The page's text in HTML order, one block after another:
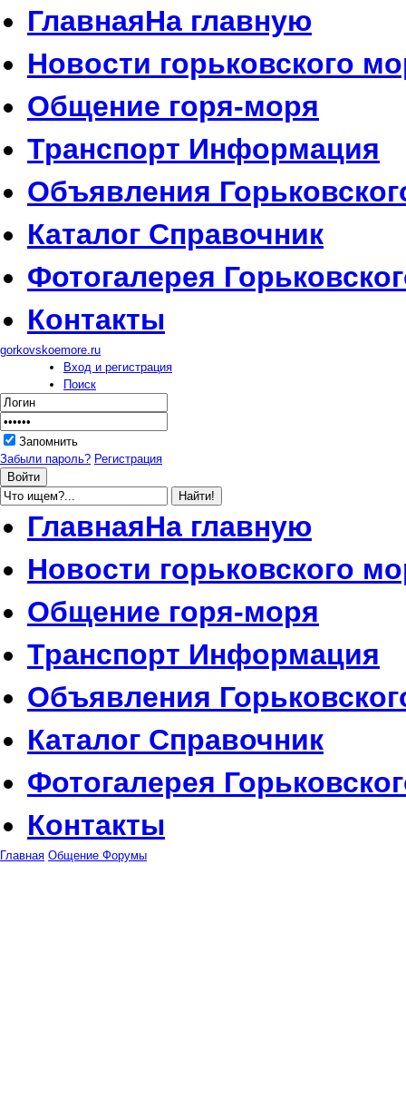
ГлавнаяНа главную
Новости горьковского
Общение горя-моря
Транспорт Информация
Объявления
Каталог Справочник
Фотогалерея
Контакты
gorkovskoemore.ru
Вход и регистрация
Поиск
Запомнить
Забыли пароль? Регистрация
ГлавнаяНа главную
Новости горьковского
Общение горя-моря
Транспорт Информация
Объявления
Каталог Справочник
Фотогалерея
Контакты
Главная Общение Форумы